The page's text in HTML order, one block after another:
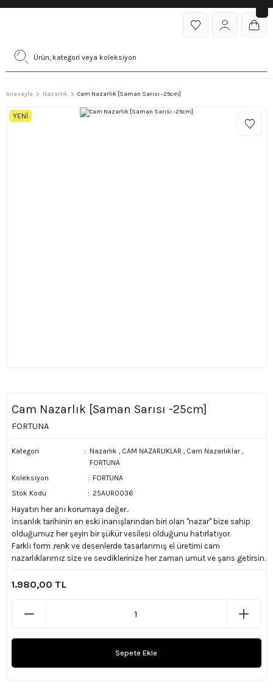
Anasayfa Nazarlık Cam Nazarlık [Saman Sarısı -25cm]
YENİ
Cam Nazarlık [Saman Sarısı -25cm]
FORTUNA
Kategori Nazarlık , CAM NAZARLIKLAR , Cam Nazarlıklar ,
FORTUNA
Koleksiyon
FORTUNA
Stok Kodu
25AUR0036
Hayatın her anı korumaya değer..
İnsanlık tarihinin en eski inanışlarından biri olan ''nazar'' bize sahip
olduğumuz her şeyin bir şükür vesilesi olduğunu hatırlatıyor.
Farklı form ,renk ve desenlerde tasarlanmış el üretimi cam
nazarlıklarımız size ve sevdiklerinize her zaman umut ve şans getirsin.
1.980,00 TL
Sepete Ekle